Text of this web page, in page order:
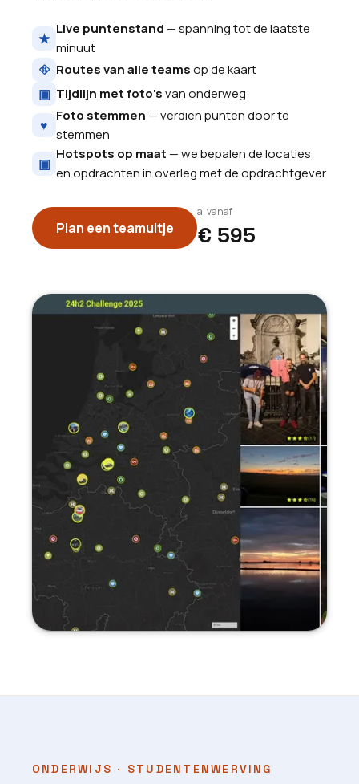
★
Live puntenstand — spanning tot de laatste
minuut
⛗ Routes van alle teamsop de kaart
▣ Tijdlijn met foto'svan onderweg
♥
Foto stemmen — verdien punten door te
stemmen
▣
Hotspots op maat — we bepalen de locaties
en opdrachten in overleg met de opdrachtgever
Plan een teamuitje
al vanaf
€ 595
ONDERWIJS · STUDENTENWERVING